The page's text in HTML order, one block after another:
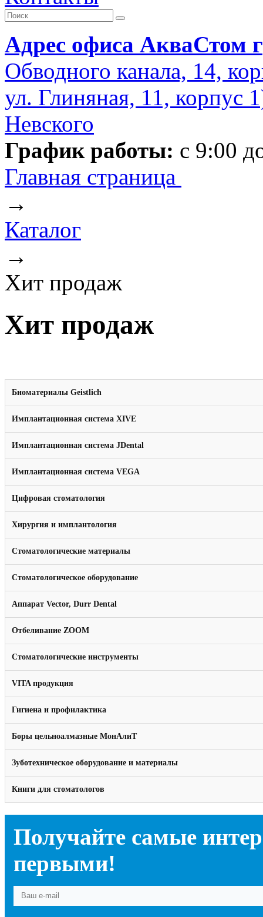
Адрес офиса АкваСтом
Обводного канала, 14,
ул. Глиняная, 11, корпус
Невского
График работы: с 9:00
Главная страница
→
Каталог
→
Хит продаж
Хит продаж
Биоматериалы Geistlich
Имплантационная система XIVE
Имплантационная система JDental
Имплантационная система VEGA
Цифровая стоматология
Хирургия и имплантология
Стоматологические материалы
Стоматологическое оборудование
Аппарат Vector, Durr Dental
Отбеливание ZOOM
Стоматологические инструменты
VITA продукция
Гигиена и профилактика
Боры цельноалмазные МонАлиТ
Зуботехническое оборудование и материалы
Книги для стоматологов
Получайте самые
первыми!